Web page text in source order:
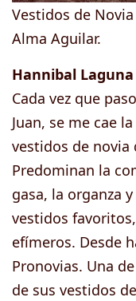
Vestidos de
Alma Aguilar.
Hannibal Laguna
Cada vez que
Juan, se me cae
vestidos de novia
Predominan la
gasa, la organza
vestidos
efímeros. Desde
Pronovias. Una
de sus vestidos